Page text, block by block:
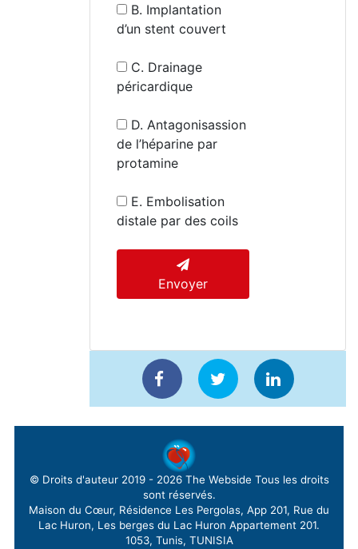
B. Implantation
d’un stent couvert
C. Drainage
péricardique
D. Antagonisassion
de l’héparine par
protamine
E. Embolisation
distale par des coils
Envoyer
© Droits d'auteur 2019 - 2026 The Webside Tous les droits
sont réservés.
Maison du Cœur, Résidence Les Pergolas, App 201, Rue du
Lac Huron, Les berges du Lac Huron Appartement 201.
1053, Tunis, TUNISIA